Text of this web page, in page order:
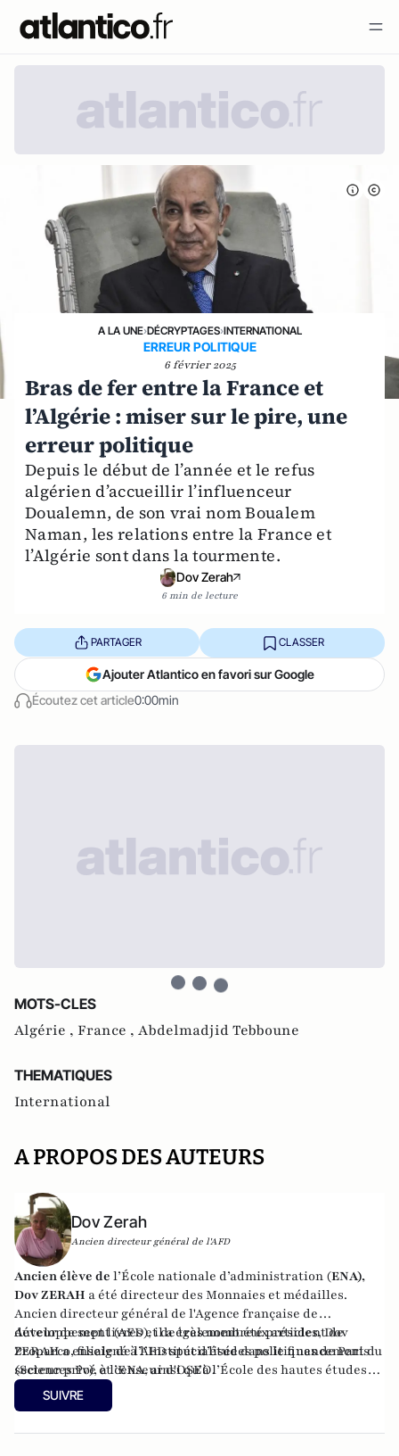
A LA UNE›DÉCRYPTAGES›INTERNATIONAL
ERREUR POLITIQUE
6 février 2025
Bras de fer entre la France et
l’Algérie : miser sur le pire, une
erreur politique
Depuis le début de l’année et le refus
algérien d’accueillir l’influenceur
Doualemn, de son vrai nom Boualem
Naman, les relations entre la France et
l’Algérie sont dans la tourmente.
Dov Zerah
6 min de lecture
Écoutez cet article0:00min
PARTAGER CLASSER
Ajouter Atlantico en favori sur Google
MOTS-CLES
Algérie , France , Abdelmadjid Tebboune
THEMATIQUES
International
A PROPOS DES AUTEURS
Dov Zerah
Ancien directeur général de l'AFD
Ancien élève de l’École nationale d’administration (ENA),
Dov ZERAH a été directeur des Monnaies et médailles.
Ancien directeur général de l'Agence française de
développement (AFD), il a également été président de
Proparco, filiale de l’AFD spécialisée dans le financement du
secteur privé et censeur d'OSEO.
Auteur de sept livres et de très nombreux articles, Dov
ZERAH a enseigné à l’Institut d’études politiques de Paris
(Sciences Po), à l’ENA, ainsi qu’à l’École des hautes études
commerciales de Paris (HEC). Conseiller municipal de
Neuilly-sur-Seine de 2008 à 2014, et à nouveau depuis 2020.
SUIVRE